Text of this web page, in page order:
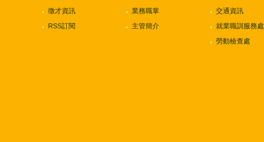
徵才資訊
RSS訂閱
業務職掌
主管簡介
交通資訊
就業職訓服務處
勞動檢查處